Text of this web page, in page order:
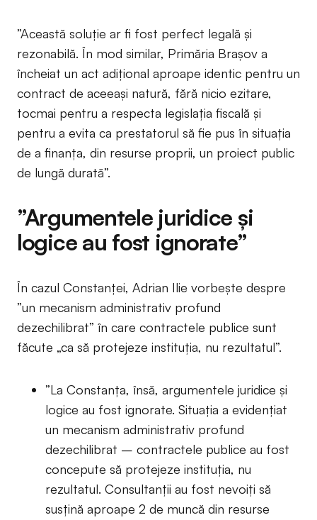
”Această soluție ar fi fost perfect legală și
rezonabilă. În mod similar, Primăria Brașov a
încheiat un act adițional aproape identic pentru un
contract de aceeași natură, fără nicio ezitare,
tocmai pentru a respecta legislația fiscală și
pentru a evita ca prestatorul să fie pus în situația
de a finanța, din resurse proprii, un proiect public
de lungă durată”.
”Argumentele juridice și
logice au fost ignorate”
În cazul Constanței, Adrian Ilie vorbește despre
”un mecanism administrativ profund
dezechilibrat” în care contractele publice sunt
făcute „ca să protejeze instituția, nu rezultatul”.
”La Constanța, însă, argumentele juridice și
logice au fost ignorate. Situația a evidențiat
un mecanism administrativ profund
dezechilibrat – contractele publice au fost
concepute să protejeze instituția, nu
rezultatul. Consultanții au fost nevoiți să
susțină aproape 2 de muncă din resurse